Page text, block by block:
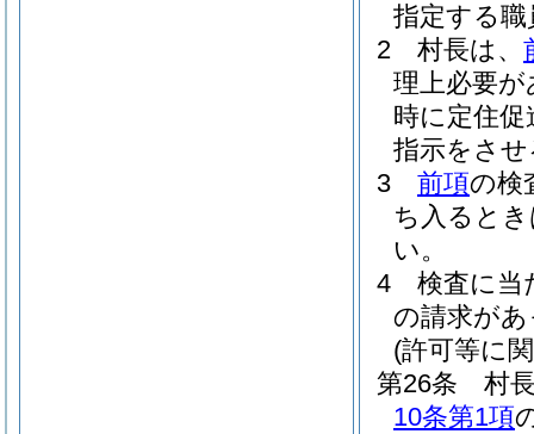
指定する
2
村長は、
理上必要
時に定住
指示をさ
3
前項の検
ち入ると
い。
4
検査に当
の請求が
(許可等に
第26条
村
10条第1項